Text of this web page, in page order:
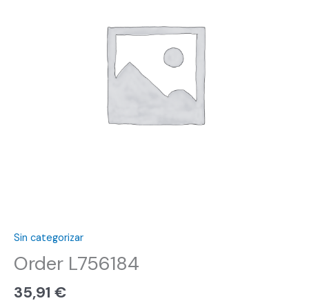
Sin categorizar
Order L756184
35,91 €